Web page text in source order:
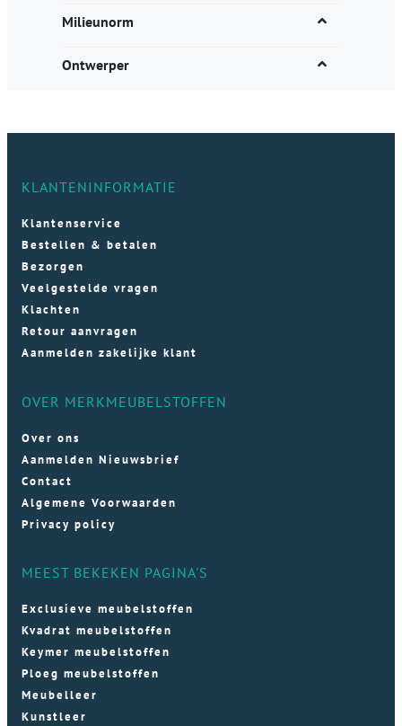
Milieunorm
Ontwerper
KLANTENINFORMATIE
Klantenservice
Bestellen & betalen
Bezorgen
Veelgestelde vragen
Klachten
Retour aanvragen
Aanmelden zakelijke klant
OVER MERKMEUBELSTOFFEN
Over ons
Aanmelden Nieuwsbrief
Contact
Algemene Voorwaarden
Privacy policy
MEEST BEKEKEN PAGINA'S
Exclusieve meubelstoffen
Kvadrat meubelstoffen
Keymer meubelstoffen
Ploeg meubelstoffen
Meubelleer
Kunstleer